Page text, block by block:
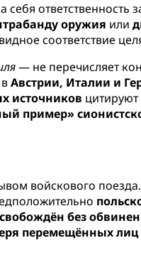
себя
оружия или
соответствие
— не перечисляет
вАвстрии, Италии и
источников
пример»
войскового
без
перемещённых лиц